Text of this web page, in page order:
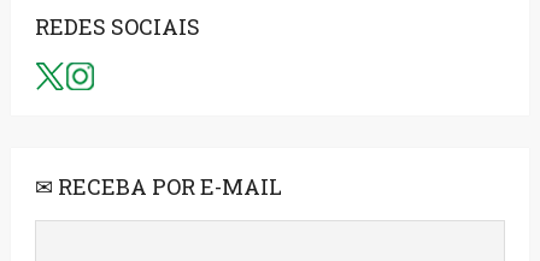
REDES SOCIAIS
✉ RECEBA POR E-MAIL